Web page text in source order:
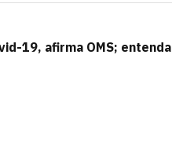
19, afirma OMS;